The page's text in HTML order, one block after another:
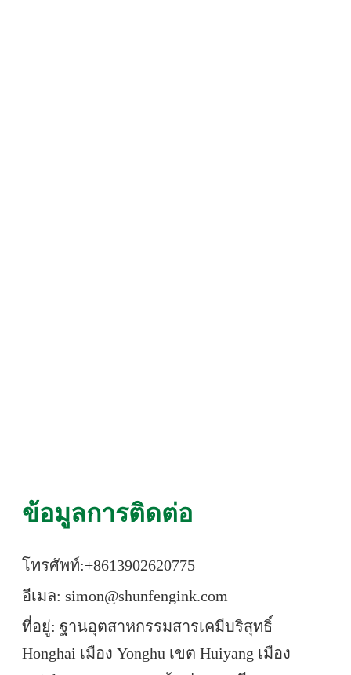
ข้อมูลการติดต่อ
โทรศัพท์:+8613902620775
อีเมล: simon@shunfengink.com
ที่อยู่: ฐานอุตสาหกรรมสารเคมีบริสุทธิ์
Honghai เมือง Yonghu เขต Huiyang เมือง